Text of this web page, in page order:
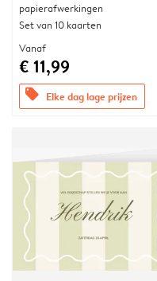
papierafwerkingen
Set van 10 kaarten
Vanaf
€ 11,99
offers Elke dag lage prijzen